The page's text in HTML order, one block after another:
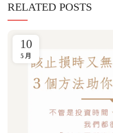
RELATED POSTS
10
5 月